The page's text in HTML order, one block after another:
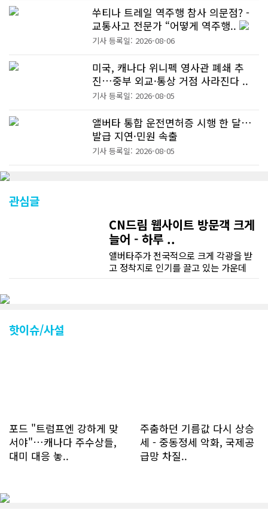
쑤티나 트레일 역주행 참사 의문점? -
교통사고 전문가 “어떻게 역주행..
기사 등록일: 2026-08-06
미국, 캐나다 위니펙 영사관 폐쇄 추
진…중부 외교·통상 거점 사라진다 ..
기사 등록일: 2026-08-05
앨버타 통합 운전면허증 시행 한 달…
발급 지연·민원 속출
기사 등록일: 2026-08-05
관심글
CN드림 웹사이트 방문객 크게
늘어 - 하루 ..
앨버타주가 전국적으로 크게 각광을 받
고 정착지로 인기를 끌고 있는 가운데
에는 크게 늘어 하루 평균 11명에 달해
60% 증가했는데 (년간 4천명) 신규 가
입자의 절반 정도는 타주에서 이주를 검
토하고 있거나 갓 이주한 회원들로 나타
핫이슈/사설
포드 "트럼프엔 강하게 맞
서야"…캐나다 주수상들,
대미 대응 놓..
주춤하던 기름값 다시 상승
세 - 중동정세 악화, 국제공
급망 차질..